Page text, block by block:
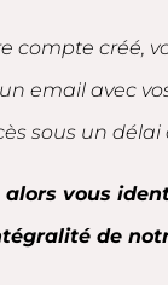
compte créé,
email avec
sous un délai
alors vous
de